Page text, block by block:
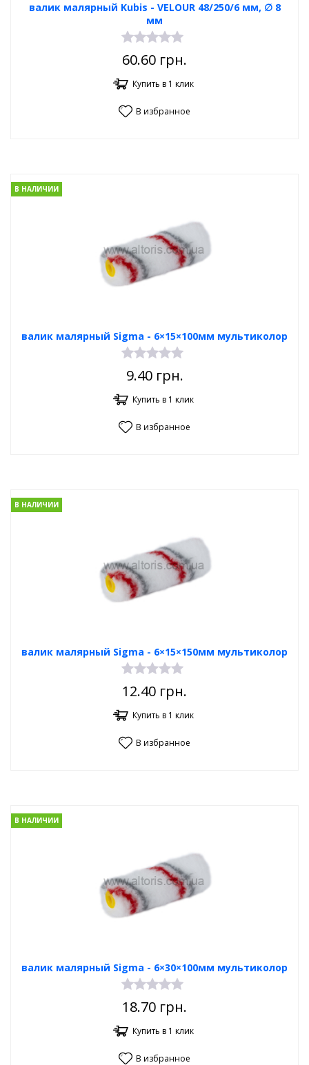
валик малярный Kubis - VELOUR 48/250/6 мм, ∅ 8
мм
60.60 грн.
Купить в 1 клик
В избранное
валик малярный Sigma - 6×15×100мм мультиколор
В НАЛИЧИИ
9.40грн.
Купить в 1 клик
В избранное
валик малярный Sigma - 6×15×150мм мультиколор
В НАЛИЧИИ
12.40 грн.
Купить в 1 клик
В избранное
валик малярный Sigma - 6×30×100мм мультиколор
В НАЛИЧИИ
18.70 грн.
Купить в 1 клик
В избранное